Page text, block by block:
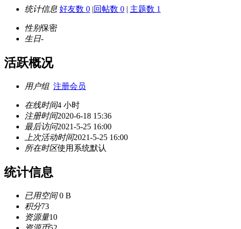
统计信息 好友数 0 |回帖数 0 | 主题数 1
性别保密
生日-
活跃概况
用户组 注册会员
在线时间4 小时
注册时间2020-6-18 15:36
最后访问2021-5-25 16:00
上次活动时间2021-5-25 16:00
所在时区使用系统默认
统计信息
已用空间0 B
积分73
资源量10